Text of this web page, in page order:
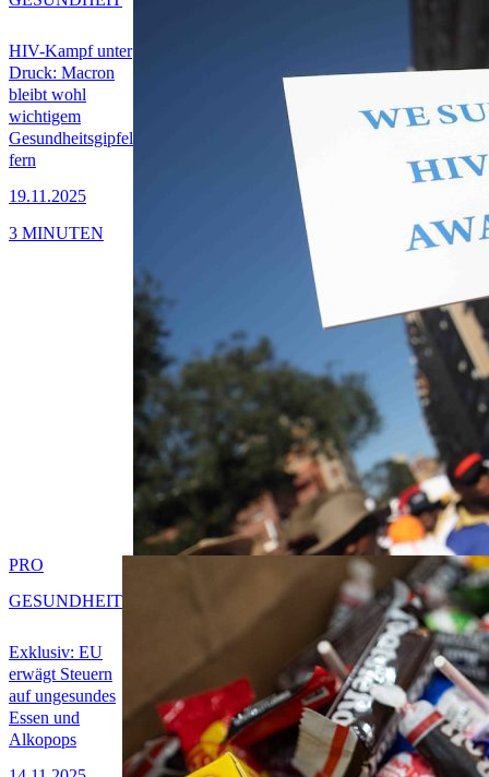
HIV-Kampf unter
Druck: Macron
bleibt wohl
wichtigem
Gesundheitsgipfel
fern
19.11.2025
3 MINUTEN
Exklusiv: EU
erwägt Steuern
auf ungesundes
Essen und
Alkopops
PRO
GESUNDHEIT